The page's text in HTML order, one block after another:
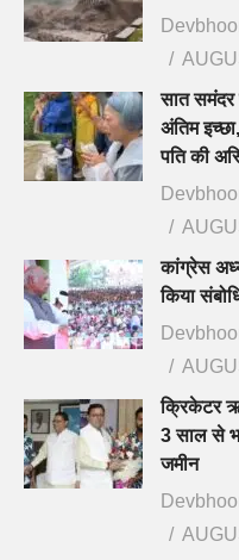
सात समंदर
अंतिम
पति की
कांग्रेस
किया
क्रिकेटर
3 साल से
जमीन